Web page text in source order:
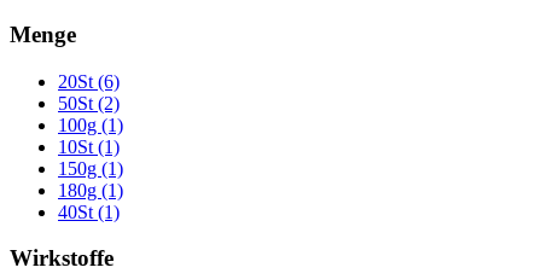
Menge
20St (6)
50St (2)
100g (1)
10St (1)
150g (1)
180g (1)
40St (1)
Wirkstoffe